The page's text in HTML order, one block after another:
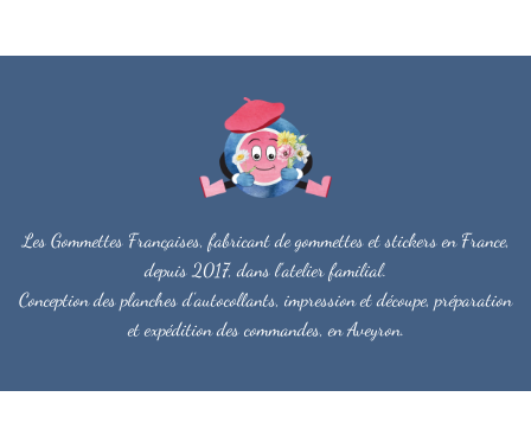
Les Gommettes Françaises, fabricant de gommettes et stickers en France,
depuis 2017, dans l'atelier familial.
Conception des planches d'autocollants, impression et découpe, préparation
et expédition des commandes, en Aveyron.